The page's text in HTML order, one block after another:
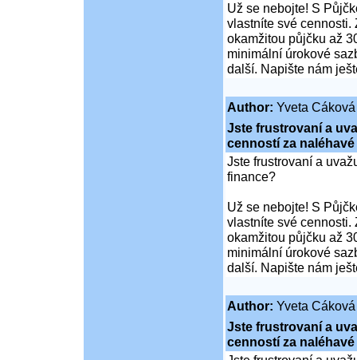
Už se nebojte! S
vlastníte své cennosti.
okamžitou půjčku až
minimální úrokové
další. Napište nám
Author: Yveta Cáková
Jste frustrovaní a
cenností za
Jste frustrovaní a
finance?
Už se nebojte! S
vlastníte své cennosti.
okamžitou půjčku až
minimální úrokové
další. Napište nám
Author: Yveta Cáková
Jste frustrovaní a
cenností za